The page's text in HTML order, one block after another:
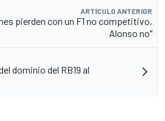
ARTÍCULO ANTERIOR
pierden con un F1 no competitivo,
Alonso no"
dominio del RB19 al